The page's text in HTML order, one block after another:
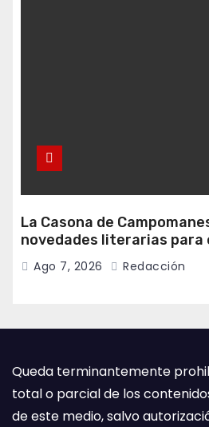
La Casona de
novedades literarias para
Ago 7, 2026 Redacción
Queda terminantemente
total o parcial de los
de este medio, salvo